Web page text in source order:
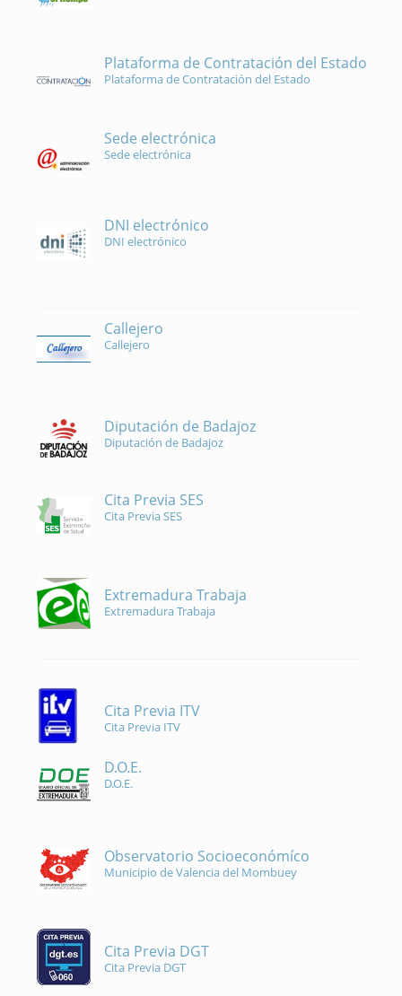
Plataforma de Contratación del Estado
Plataforma de Contratación del Estado
Sede electrónica
Sede electrónica
DNI electrónico
DNI electrónico
Callejero
Callejero
Diputación de Badajoz
Diputación de Badajoz
Cita Previa SES
Cita Previa SES
Extremadura Trabaja
Extremadura Trabaja
Cita Previa ITV
Cita Previa ITV
D.O.E.
D.O.E.
Observatorio Socioeconómíco
Municipio de Valencia del Mombuey
Cita Previa DGT
Cita Previa DGT